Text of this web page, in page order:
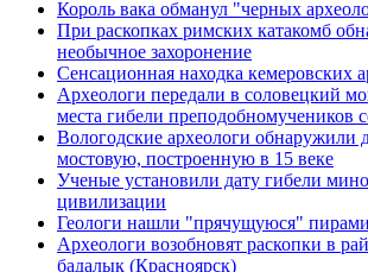
Король вака обманул "черных
При раскопках римских катакомб
необычное захоронение
Сенсационная находка кемеровских
Археологи передали в соловецкий
места гибели преподобномучеников
Вологодские археологи обнаружили
мостовую, построенную в 15 веке
Ученые установили дату гибели
цивилизации
Геологи нашли "прячущуюся"
Археологи возобновят раскопки в
бадалык (Красноярск)